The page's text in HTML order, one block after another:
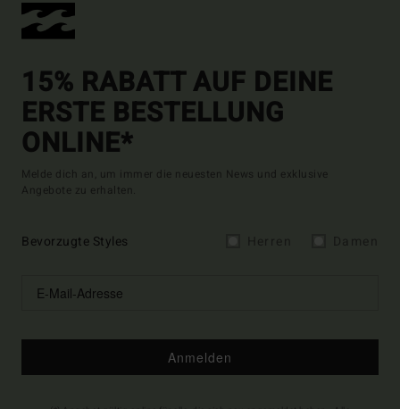
15% RABATT AUF DEINE
ERSTE BESTELLUNG
ONLINE*
Melde dich an, um immer die neuesten News und exklusive
Angebote zu erhalten.
Bevorzugte Styles
Anmelden